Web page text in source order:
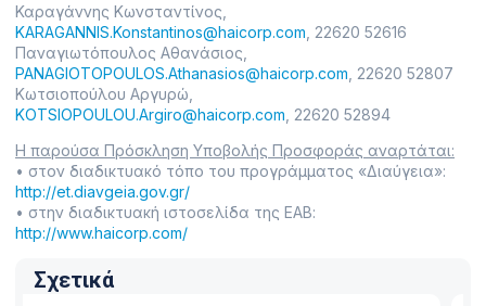
Καραγάννης Κωνσταντίνος,
KARAGANNIS.Konstantinos@haicorp.com , 22620 52616
Παναγιωτόπουλος Αθανάσιος,
PANAGIOTOPOULOS.Athanasios@haicorp.com , 22620 52807
Κωτσιοπούλου Αργυρώ,
KOTSIOPOULOU.Argiro@haicorp.com , 22620 52894
Η παρούσα Πρόσκληση Υποβολής Προσφοράς αναρτάται:
• στον διαδικτυακό τόπο του προγράμματος «Διαύγεια»:
http://et.diavgeia.gov.gr/
• στην διαδικτυακή ιστοσελίδα της ΕΑΒ:
http://www.haicorp.com/
Σχετικά